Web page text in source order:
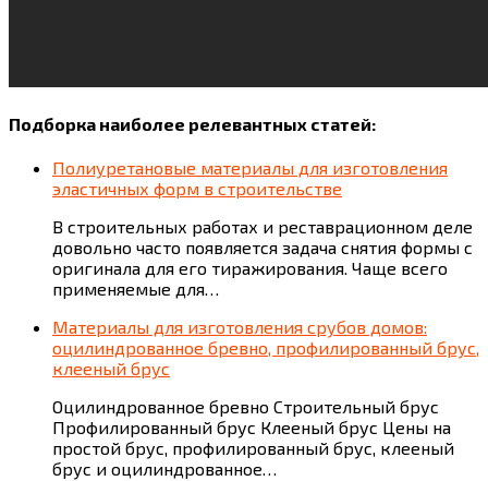
Подборка наиболее релевантных статей:
Полиуретановые материалы для изготовления
эластичных форм в строительстве
В строительных работах и реставрационном деле
довольно часто появляется задача снятия формы с
оригинала для его тиражирования. Чаще всего
применяемые для…
Материалы для изготовления срубов домов:
оцилиндрованное бревно, профилированный брус,
клееный брус
Оцилиндрованное бревно Строительный брус
Профилированный брус Клееный брус Цены на
простой брус, профилированный брус, клееный
брус и оцилиндрованное…